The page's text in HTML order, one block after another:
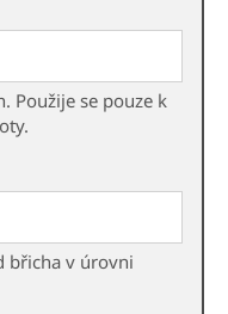
Použije se pouze k
břicha v úrovni